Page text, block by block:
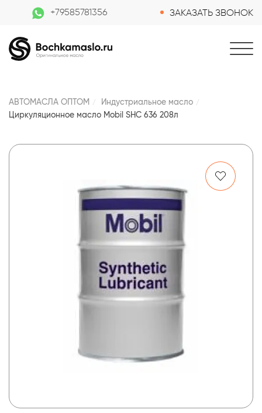
+79585781356 ЗАКАЗАТЬ ЗВОНОК
АВТОМАСЛА ОПТОМ
Индустриальное масло
Циркуляционное масло Mobil SHC 636 208л